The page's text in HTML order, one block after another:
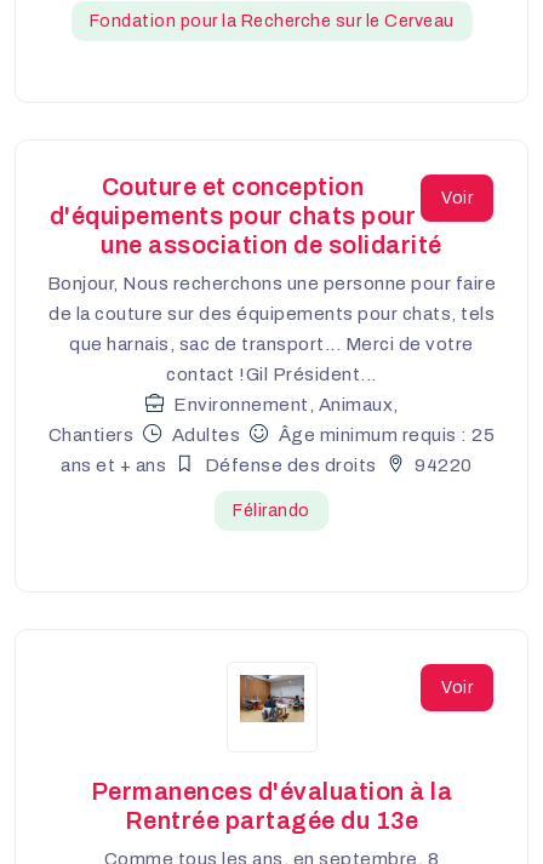
Fondation pour la Recherche sur le Cerveau
Voir
Couture et conception
d'équipements pour chats pour
une association de solidarité
Bonjour, Nous recherchons une personne pour faire
de la couture sur des équipements pour chats, tels
que harnais, sac de transport... Merci de votre
contact !Gil Président...
Environnement, Animaux,
Chantiers
Adultes
Âge minimum requis : 25
ans et + ans
Défense des droits 94220
Félirando
Voir
Permanences d'évaluation à la
Rentrée partagée du 13e
Comme tous les ans, en septembre, 8